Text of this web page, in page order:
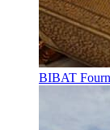
BIBAT